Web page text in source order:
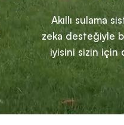
Akıllı sulama
zeka desteğiyle
iyisini sizin için